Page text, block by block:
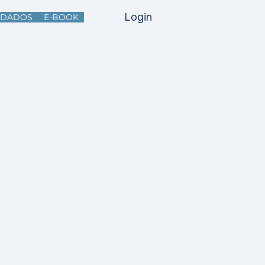
DADOS E-BOOK Login